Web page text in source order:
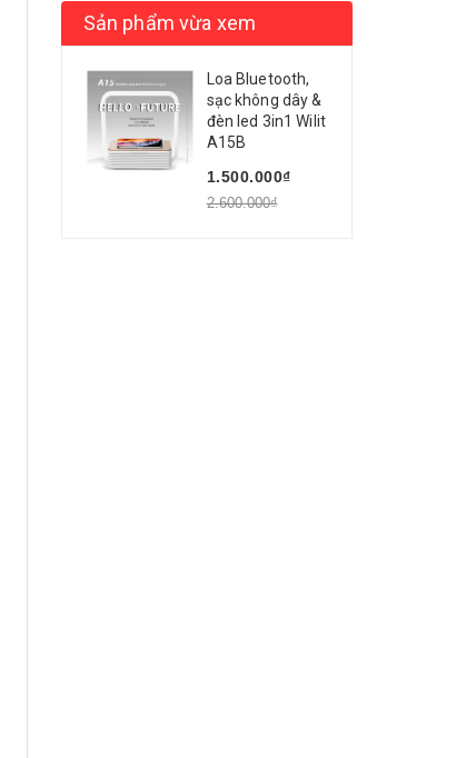
Sản phẩm vừa xem
Loa Bluetooth,
sạc không dây &
đèn led 3in1 Wilit
A15B
1.500.000₫
2.600.000₫